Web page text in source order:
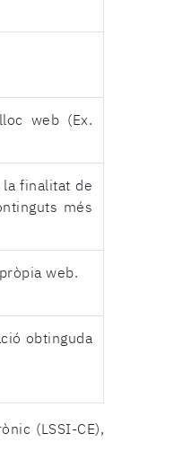
web (Ex.
finalitat de
més
web.
obtinguda
(LSSI-CE),